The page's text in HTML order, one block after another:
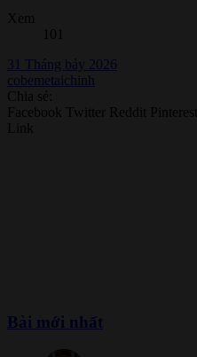
Xem
101
31 Tháng bảy 2026
cobemetaichinh
Chia sẻ:
Facebook Twitter Reddit Pinterest
Link
Bài mới nhất